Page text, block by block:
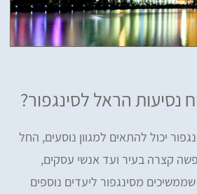
נסיעות הראל לסינגפור?
יכול להתאים למגוון נוסעים, החל
קצרה בעיר ועד אנשי עסקים,
מסינגפור ליעדים נוספים